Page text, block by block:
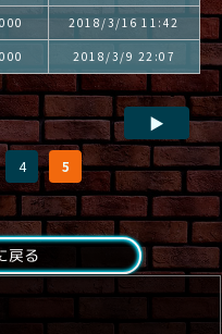
2018/3/16 11:42
2018/3/9 22:07
4 5
▶
戻る